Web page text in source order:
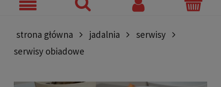
strona główna jadalnia
serwisy
serwisy obiadowe